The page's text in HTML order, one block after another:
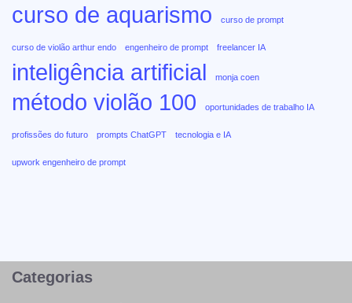
curso de aquarismo curso de prompt
curso de violão arthur endo engenheiro de prompt freelancer IA
inteligência artificial monja coen
método violão 100 oportunidades de trabalho IA
profissões do futuro prompts ChatGPT tecnologia e IA
upwork engenheiro de prompt
Categorias